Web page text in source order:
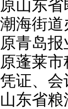
原山东
潮海街道
原青岛
原蓬莱
凭证、会
山东省